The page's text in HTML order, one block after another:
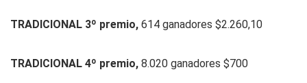
TRADICIONAL 3º premio, 614 ganadores $2.260,10
TRADICIONAL 4º premio, 8.020 ganadores $700